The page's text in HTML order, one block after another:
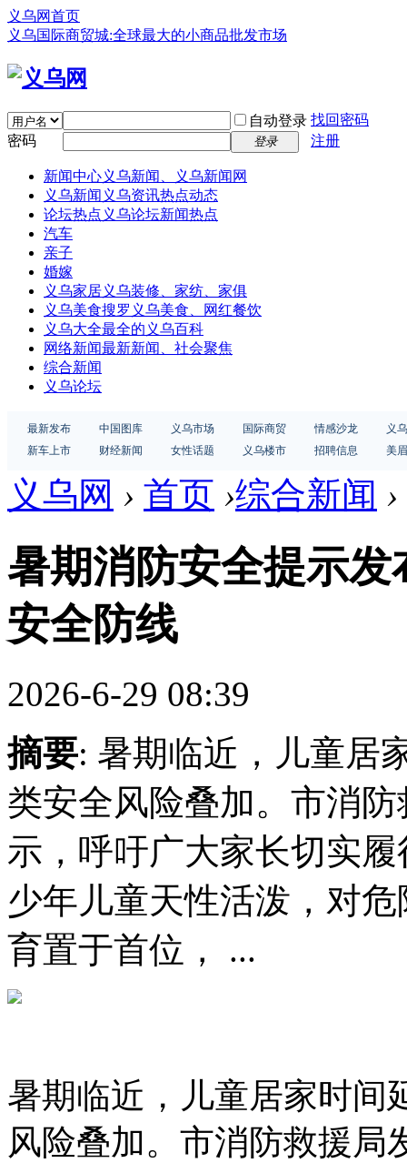
义乌网首页
义乌国际商贸城:全球最大的小商品批发市场
自动登录 找回密码
密码
登录 注册
新闻中心义乌新闻、义乌新闻网
义乌新闻 义乌资讯热点动态
论坛热点 义乌论坛新闻热点
汽车
亲子
婚嫁
义乌家居义乌装修、家纺、家俱
义乌美食搜罗义乌美食、网红餐饮
义乌大全最全的义乌百科
网络新闻最新新闻、社会聚焦
综合新闻
义乌论坛
最新发布 中国图库 义乌市场 国际商贸 情感沙龙
义
新车上市
财经新闻 女性话题 义乌楼市 招聘信息 美
义乌网 › 首页 ›综合新闻 ›
暑期消防安全提示
安全防线
2026-6-29 08:39
摘要: 暑期临近，儿童居
类安全风险叠加。市消
示，呼吁广大家长切实
少年儿童天性活泼，对
育置于首位， ...
暑期临近，儿童居家时间
风险叠加。市消防救援局